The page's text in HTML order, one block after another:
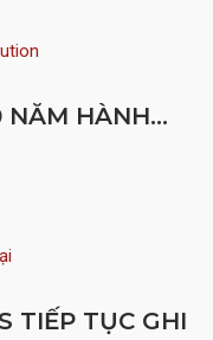
NĂM HÀNH...
TIẾP TỤC GHI